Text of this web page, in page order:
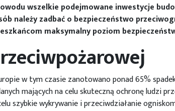
wszelkie podejmowane inwestycje
należy zadbać o bezpieczeństwo
maksymalny poziom
w tym czasie zanotowano ponad 65%
mających na celu skuteczną ochronę ludzi
szybkie wykrywanie i przeciwdziałanie